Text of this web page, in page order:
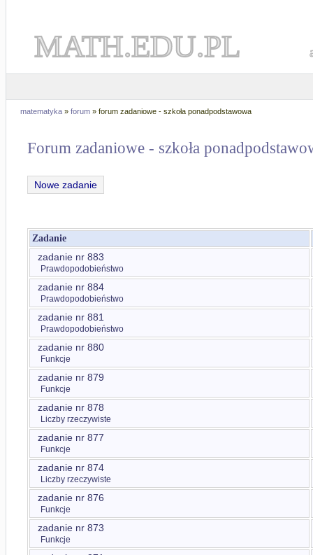
MATH.EDU.PL
matematyka » forum » forum zadaniowe - szkoła ponadpodstawowa
Forum zadaniowe - szkoła
Nowe zadanie
Zadanie
zadanie nr 883
Prawdopodobieństwo
zadanie nr 884
Prawdopodobieństwo
zadanie nr 881
Prawdopodobieństwo
zadanie nr 880
Funkcje
zadanie nr 879
Funkcje
zadanie nr 878
Liczby rzeczywiste
zadanie nr 877
Funkcje
zadanie nr 874
Liczby rzeczywiste
zadanie nr 876
Funkcje
zadanie nr 873
Funkcje